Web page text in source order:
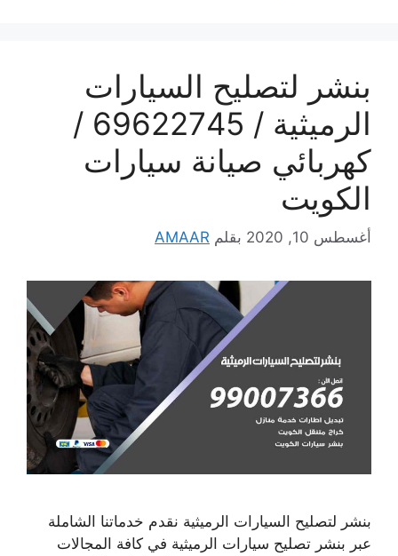
بنشر لتصليح السيارات
الرميثية / 69622745 /
كهربائي صيانة سيارات
الكويت
أغسطس 10, 2020 بقلم AMAAR
بنشر لتصليح السيارات الرميثية نقدم خدماتنا الشاملة
عبر بنشر تصليح سيارات الرميثية في كافة المجالات